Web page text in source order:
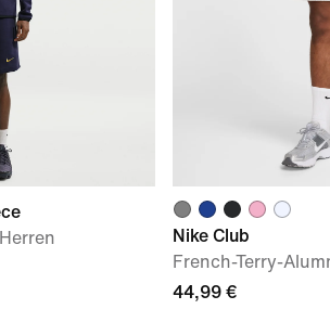
Nike Club
French-Terry-
44,99 €